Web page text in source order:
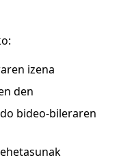
izena
den
bideo-bileraren